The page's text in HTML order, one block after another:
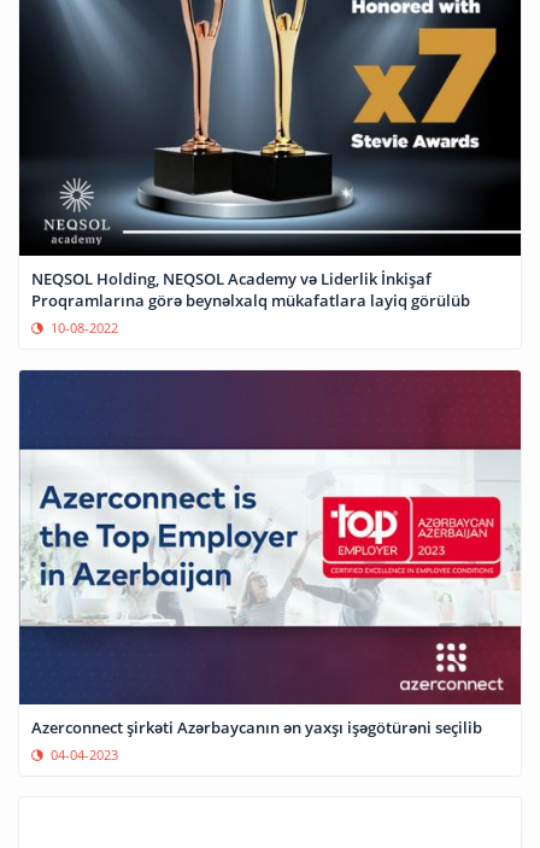
NEQSOL Holding, NEQSOL Academy və Liderlik İnkişaf
Proqramlarına görə beynəlxalq mükafatlara layiq görülüb
10-08-2022
Azerconnect şirkəti Azərbaycanın ən yaxşı işəgötürəni seçilib
04-04-2023